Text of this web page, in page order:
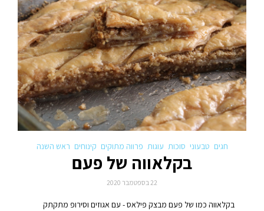
חגים טבעוני סוכות עוגות פרווה מתוקים קינוחים ראש השנה
בקלאווה של פעם
22 בספטמבר 2020
בקלאווה כמו של פעם מבצק פילאס - עם אגוזים וסירופ מתקתק